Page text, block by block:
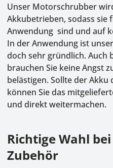
Unser Motorschrubber
Akkubetrieben, sodass sie
Anwendung sind und auf
In der Anwendung ist
doch sehr gründlich. Auch
brauchen Sie keine Angst
belästigen. Sollte der Akku
können Sie das
und direkt weitermachen.
Richtige Wahl
Zubehör